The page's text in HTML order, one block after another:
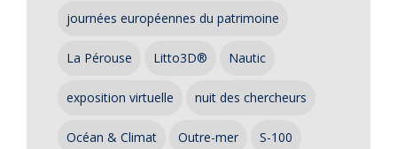
journées européennes du patrimoine
La Pérouse Litto3D® Nautic
exposition virtuelle nuit des chercheurs
Océan & Climat Outre-mer S-100